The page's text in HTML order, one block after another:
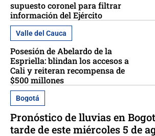
supuesto coronel para filtrar
información del Ejército
Valle del Cauca
Posesión de Abelardo de la
Espriella: blindan los accesos a
Cali y reiteran recompensa de
$500 millones
Bogotá
Pronóstico de lluvias en
tarde de este miércoles 5 de